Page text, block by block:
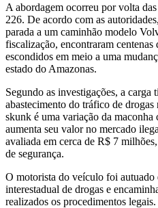
A abordagem ocorreu por volta
226. De acordo com as
parada a um caminhão modelo
fiscalização, encontraram centenas
escondidos em meio a uma
estado do Amazonas.
Segundo as investigações, a carga
abastecimento do tráfico de
skunk é uma variação da
aumenta seu valor no mercado
avaliada em cerca de R$ 7
de segurança.
O motorista do veículo foi
interestadual de drogas e
realizados os procedimentos legais.